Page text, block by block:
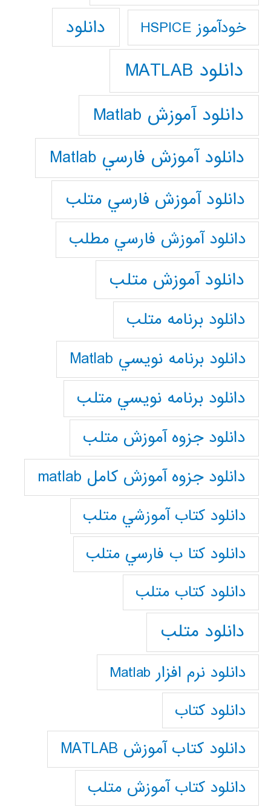
خودآموز HSPICE دانلود
دانلود MATLAB
دانلود آموزش Matlab
دانلود آموزش فارسي Matlab
دانلود آموزش فارسي متلب
دانلود آموزش فارسي مطلب
دانلود آموزش متلب
دانلود برنامه متلب
دانلود برنامه نويسي Matlab
دانلود برنامه نويسي متلب
دانلود جزوه آموزش متلب
دانلود جزوه آموزش کامل matlab
دانلود كتاب آموزشي متلب
دانلود كتا ب فارسي متلب
دانلود كتاب متلب
دانلود متلب
دانلود نرم افزار Matlab
دانلود کتاب
دانلود کتاب آموزش MATLAB
دانلود کتاب آموزش متلب